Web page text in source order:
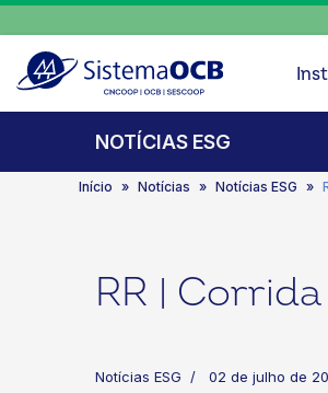
NOTÍCIAS ESG
Início Notícias Notícias ESG
RR |
Notícias ESG 02 de julho de